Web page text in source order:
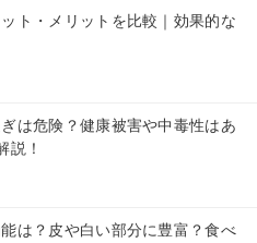
ト・メリットを比較｜効果的な
は危険？健康被害や中毒性はあ
説！
は？皮や白い部分に豊富？食べ